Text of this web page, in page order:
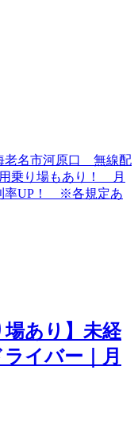
場あり】未経
イバー｜月